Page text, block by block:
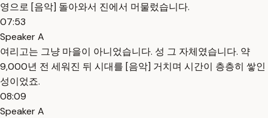
영으로 [음악] 돌아와서 진에서 머물렀습니다.
07:53
Speaker A
여리고는 그냥 마을이 아니었습니다. 성 그 자체였습니다. 약
9,000년 전 세워진 뒤 시대를 [음악] 거치며 시간이 층층히 쌓인
성이었죠.
08:09
Speaker A